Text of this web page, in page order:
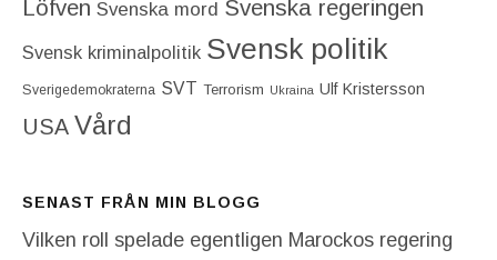
Löfven Svenska mord Svenska regeringen
Svensk kriminalpolitik Svensk politik
Sverigedemokraterna SVT Terrorism Ukraina Ulf Kristersson
USA Vård
SENAST FRÅN MIN BLOGG
Vilken roll spelade egentligen Marockos regering